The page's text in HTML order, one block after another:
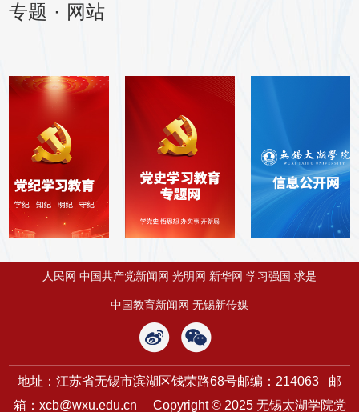
专题 · 网站
人民网 中国共产党新闻网 光明网 新华网 学习强国 求是
中国教育新闻网 无锡新传媒
地址：江苏省无锡市滨湖区钱荣路68号邮编：214063 邮
箱：xcb@wxu.edu.cn
Copyright © 2025 无锡太湖学院党